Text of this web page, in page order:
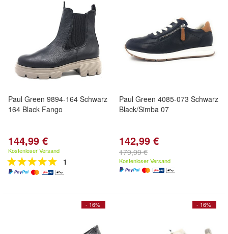
Paul Green 9894-164 Schwarz
164 Black Fango
144,99 €
Kostenloser Versand
1
Paul Green 4085-073 Schwarz
Black/Simba 07
142,99 €
179,99 €
Kostenloser Versand
- 16% - 16%